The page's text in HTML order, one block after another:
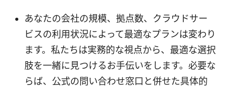
あなたの会社の規模、拠点数、クラウドサー
ビスの利用状況によって最適なプランは変わり
ます。私たちは実務的な視点から、最適な選択
肢を一緒に見つけるお手伝いをします。必要な
らば、公式の問い合わせ窓口と併せた具体的